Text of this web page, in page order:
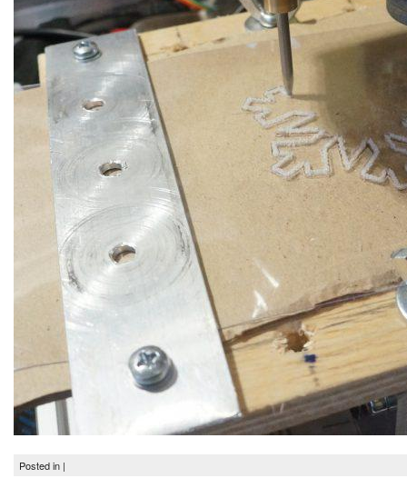
Posted in |